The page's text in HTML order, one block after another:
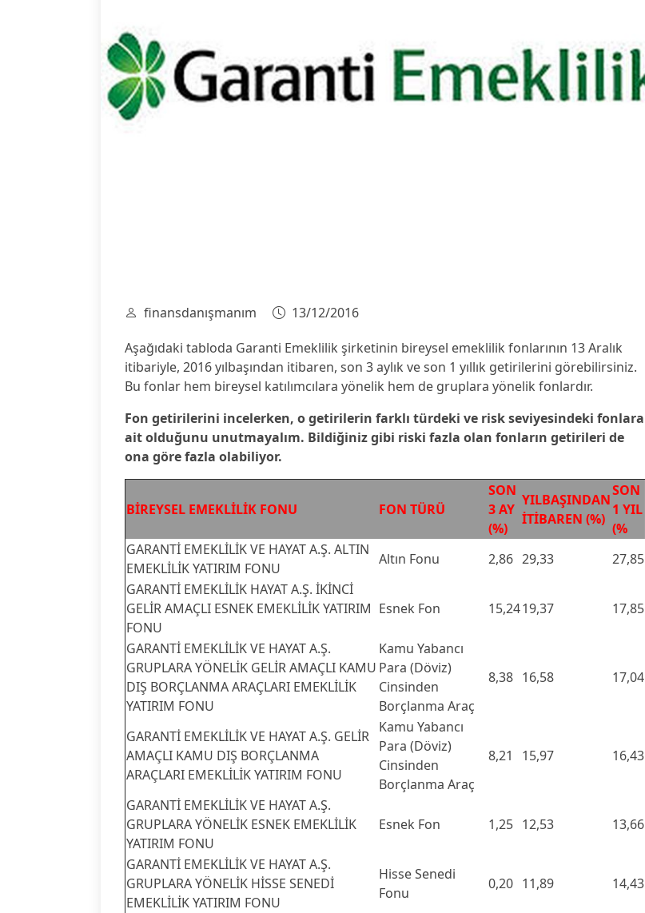
finansdanışmanım
13/12/2016
Aşağıdaki tabloda Garanti Emeklilik şirketinin bireysel emeklilik fonlarının 13 Aralık
itibariyle, 2016 yılbaşından itibaren, son 3 aylık ve son 1 yıllık getirilerini görebilirsiniz.
Bu fonlar hem bireysel katılımcılara yönelik hem de gruplara yönelik fonlardır.
Fon getirilerini incelerken, o getirilerin farklı türdeki ve risk seviyesindeki fonlara
ait olduğunu unutmayalım. Bildiğiniz gibi riski fazla olan fonların getirileri de
ona göre fazla olabiliyor.
BİREYSEL EMEKLİLİK FONU FON TÜRÜ
SON
3 AY
(%)
YILBAŞINDAN
İTİBAREN (%)
SON
1 YIL
(%
GARANTİ EMEKLİLİK VE HAYAT A.Ş. ALTIN
EMEKLİLİK YATIRIM FONU
Altın Fonu 2,86 29,33
27,85
GARANTİ EMEKLİLİK HAYAT A.Ş. İKİNCİ
GELİR AMAÇLI ESNEK EMEKLİLİK YATIRIM
FONU
Esnek Fon 15,2419,37 17,85
GARANTİ EMEKLİLİK VE HAYAT A.Ş.
GRUPLARA YÖNELİK GELİR AMAÇLI KAMU
DIŞ BORÇLANMA ARAÇLARI EMEKLİLİK
YATIRIM FONU
Kamu Yabancı
Para (Döviz)
Cinsinden
Borçlanma Araç
8,38 16,58 17,04
GARANTİ EMEKLİLİK VE HAYAT A.Ş. GELİR
AMAÇLI KAMU DIŞ BORÇLANMA
ARAÇLARI EMEKLİLİK YATIRIM FONU
Kamu Yabancı
Para (Döviz)
Cinsinden
Borçlanma Araç
8,21 15,97 16,43
GARANTİ EMEKLİLİK VE HAYAT A.Ş.
GRUPLARA YÖNELİK ESNEK EMEKLİLİK
YATIRIM FONU
Esnek Fon 1,25 12,53 13,66
GARANTİ EMEKLİLİK VE HAYAT A.Ş.
GRUPLARA YÖNELİK HİSSE SENEDİ
EMEKLİLİK YATIRIM FONU
Hisse Senedi
Fonu
0,20 11,89 14,43